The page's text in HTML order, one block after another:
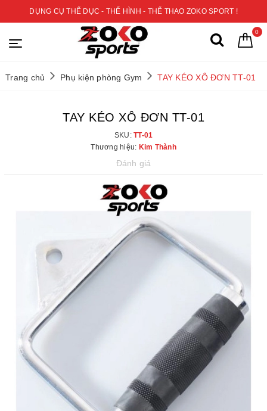
DỤNG CỤ THỂ DỤC - THỂ HÌNH - THỂ THAO ZOKO SPORT !
0
Trang chủ Phụ kiện phòng Gym TAY KÉO XÔ ĐƠN TT-01
TAY KÉO XÔ ĐƠN TT-01
SKU: TT-01
Thương hiệu: Kim Thành
Đánh giá